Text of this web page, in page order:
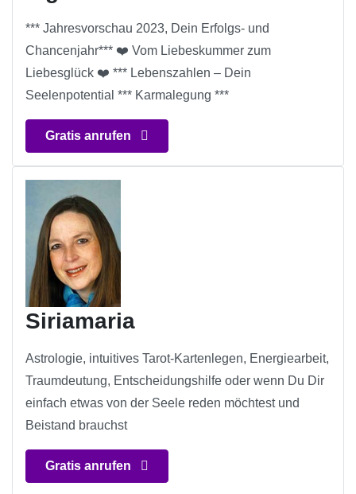
*** Jahresvorschau 2023, Dein Erfolgs- und
Chancenjahr*** ❤️ Vom Liebeskummer zum
Liebesglück ❤️ *** Lebenszahlen – Dein
Seelenpotential *** Karmalegung ***
Gratis anrufen
Siriamaria
Astrologie, intuitives Tarot-Kartenlegen, Energiearbeit,
Traumdeutung, Entscheidungshilfe oder wenn Du Dir
einfach etwas von der Seele reden möchtest und
Beistand brauchst
Gratis anrufen